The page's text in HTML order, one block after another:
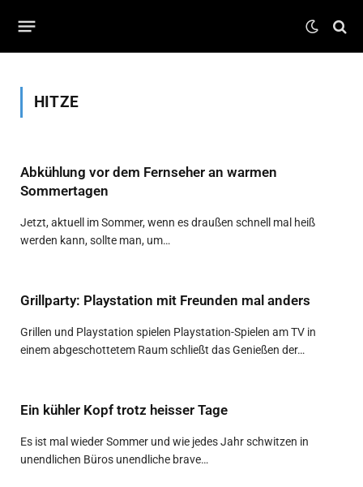
HITZE
Abkühlung vor dem Fernseher an warmen
Sommertagen
Jetzt, aktuell im Sommer, wenn es draußen schnell mal heiß
werden kann, sollte man, um…
Grillparty: Playstation mit Freunden mal anders
Grillen und Playstation spielen Playstation-Spielen am TV in
einem abgeschottetem Raum schließt das Genießen der…
Ein kühler Kopf trotz heisser Tage
Es ist mal wieder Sommer und wie jedes Jahr schwitzen in
unendlichen Büros unendliche brave…